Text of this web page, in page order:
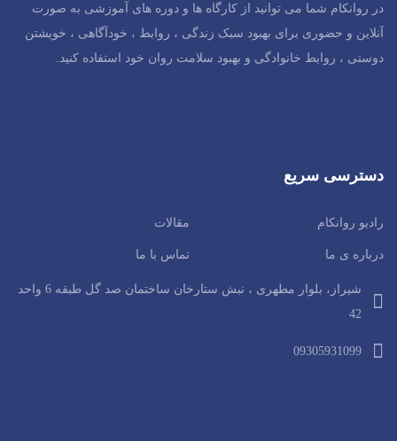
در روانکام شما می توانید از کارگاه ها و دوره های آموزشی به صورت
آنلاین و حضوری برای بهبود سبک زندگی ، روابط ، خودآگاهی ، خویشتن
دوستی ، روابط خانوادگی و بهبود سلامت روان خود استفاده کنید.
دسترسی سریع
رادیو روانکام مقالات
درباره ی ما تماس با ما
شیراز، بلوار مطهری ، نبش ستارخان ساختمان صد گل طبقه 6 واحد
42
09305931099